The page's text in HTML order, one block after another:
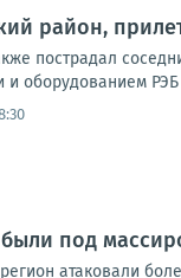
район,
пострадал
оборудованием
были под
атаковали